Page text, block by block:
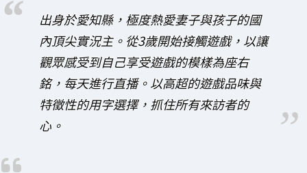
出身於愛知縣，極度熱愛妻子與孩子的國
內頂尖實況主。從3歲開始接觸遊戲，以讓
觀眾感受到自己享受遊戲的模樣為座右
銘，每天進行直播。以高超的遊戲品味與
特徵性的用字選擇，抓住所有來訪者的
心。